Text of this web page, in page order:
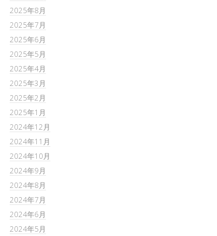
2025年8月
2025年7月
2025年6月
2025年5月
2025年4月
2025年3月
2025年2月
2025年1月
2024年12月
2024年11月
2024年10月
2024年9月
2024年8月
2024年7月
2024年6月
2024年5月